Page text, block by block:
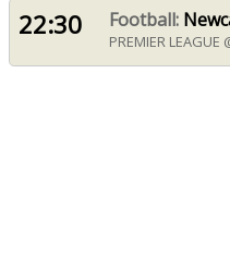
22:30 Football: